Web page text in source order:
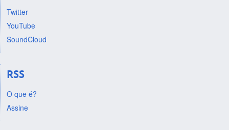
Twitter
YouTube
SoundCloud
RSS
O que é?
Assine